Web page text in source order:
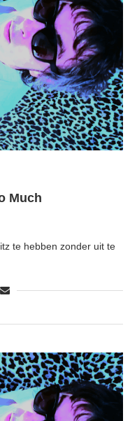
Much
te hebben zonder uit te